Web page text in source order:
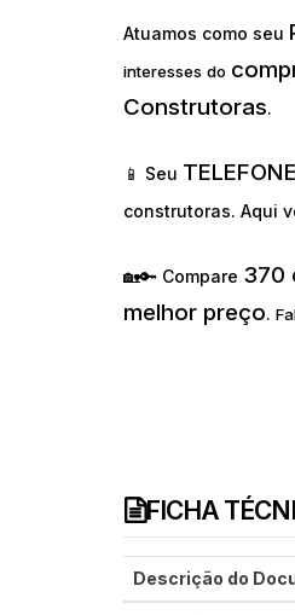
Atuamos como seu
interesses do
Construtoras.
📱 Seu TELEFONE
construtoras. Aqui
🏡🔑 Compare 370
melhor preço.
FICHA
Descrição do